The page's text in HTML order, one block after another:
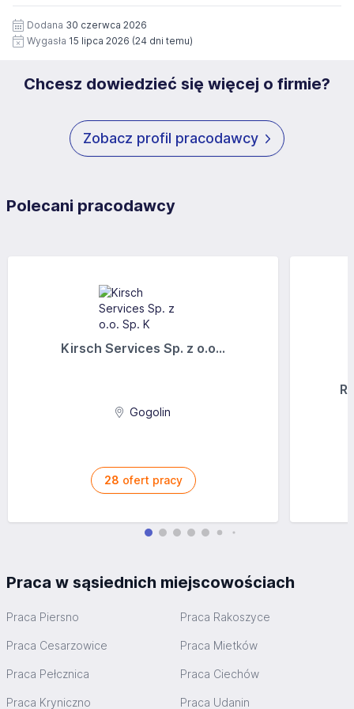
https://www.workprofit.pl/klauzula-informacyjna.html
12 miesięcy. Zgoda jest dobrowolna i może być w każdym
czasie wycofana.
Dodana 30 czerwca 2026
Wygasła 15 lipca 2026 (24 dni temu)
Chcesz dowiedzieć się więcej o firmie?
Zobacz profil pracodawcy
Polecani pracodawcy
Kirsch Services Sp. z o.o...
Gogolin
28 ofert pracy
Praca w sąsiednich miejscowościach
Praca Piersno Praca Rakoszyce
Praca Cesarzowice Praca Mietków
Praca Pełcznica Praca Ciechów
Praca Kryniczno Praca Udanin